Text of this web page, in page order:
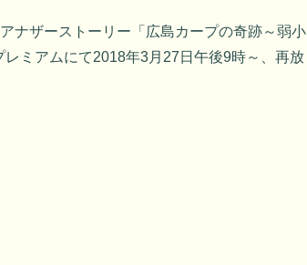
ナザーストーリー「広島カープの奇跡～弱小
ミアムにて2018年3月27日午後9時～、再放